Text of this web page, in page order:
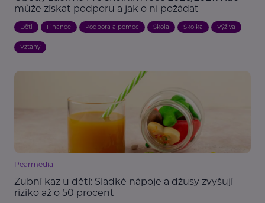
může získat podporu a jak o ni požádat
Děti Finance Podpora a pomoc Škola Školka Výživa
Vztahy
Pearmedia
Zubní kaz u dětí: Sladké nápoje a džusy zvyšují
riziko až o 50 procent